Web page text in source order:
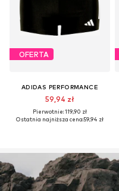
OFERTA
ADIDAS PERFORMANCE
59,94 zł
Pierwotnie: 119,90 zł
Ostatnia najniższa cena:59,94 zł